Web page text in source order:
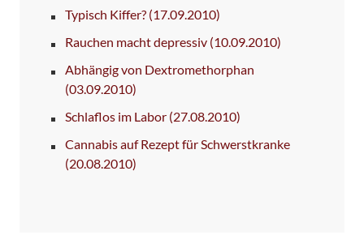
Typisch Kiffer? (17.09.2010)
Rauchen macht depressiv (10.09.2010)
Abhängig von Dextromethorphan
(03.09.2010)
Schlaflos im Labor (27.08.2010)
Cannabis auf Rezept für Schwerstkranke
(20.08.2010)